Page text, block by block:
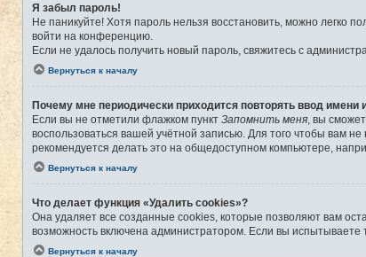
Я забыл пароль!
Не паникуйте! Хотя пароль нельзя восстановить, можно легко
войти на конференцию.
Если не удалось получить новый пароль, свяжитесь с
Вернуться к началу
Почему мне периодически приходится повторять ввод имени
Если вы не отметили флажком пункт Запомнить меня , вы
воспользоваться вашей учётной записью. Для того чтобы вам
рекомендуется делать это на общедоступном компьютере,
Вернуться к началу
Что делает функция «Удалить cookies»?
Она удаляет все созданные cookies, которые позволяют вам
возможность включена администратором. Если вы
Вернуться к началу